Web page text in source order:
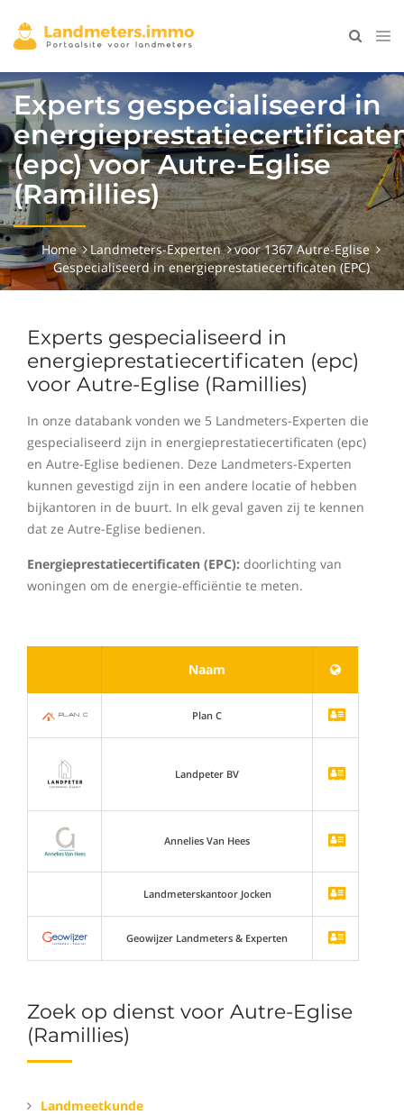
Experts gespecialiseerd in
(epc) voor Autre-Eglise
(Ramillies)
Home Landmeters-Experten
voor 1367 Autre-Eglise
Gespecialiseerd in energieprestatiecertificaten (EPC)
Zoek op dienst voor Autre-Eglise
(Ramillies)
Landmeetkunde
Experts gespecialiseerd in
energieprestatiecertificaten (epc)
voor Autre-Eglise (Ramillies)
In onze databank vonden we 5 Landmeters-Experten die
gespecialiseerd zijn in energieprestatiecertificaten (epc)
en Autre-Eglise bedienen. Deze Landmeters-Experten
kunnen gevestigd zijn in een andere locatie of hebben
bijkantoren in de buurt. In elk geval gaven zij te kennen
dat ze Autre-Eglise bedienen.
Energieprestatiecertificaten (EPC): doorlichting van
woningen om de energie-efficiëntie te meten.
Naam
Plan C
Landpeter BV
Annelies Van Hees
Landmeterskantoor Jocken
Geowijzer Landmeters & Experten